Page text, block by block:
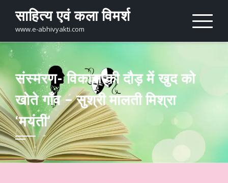
content
साहित्य एवं कला विमर्श
www.e-abhivyakti.com
संस्मरण- विकास की दौड़ में खुद को
खोते गाँव – सुश्री मालती मिश्रा
‘मयंती’